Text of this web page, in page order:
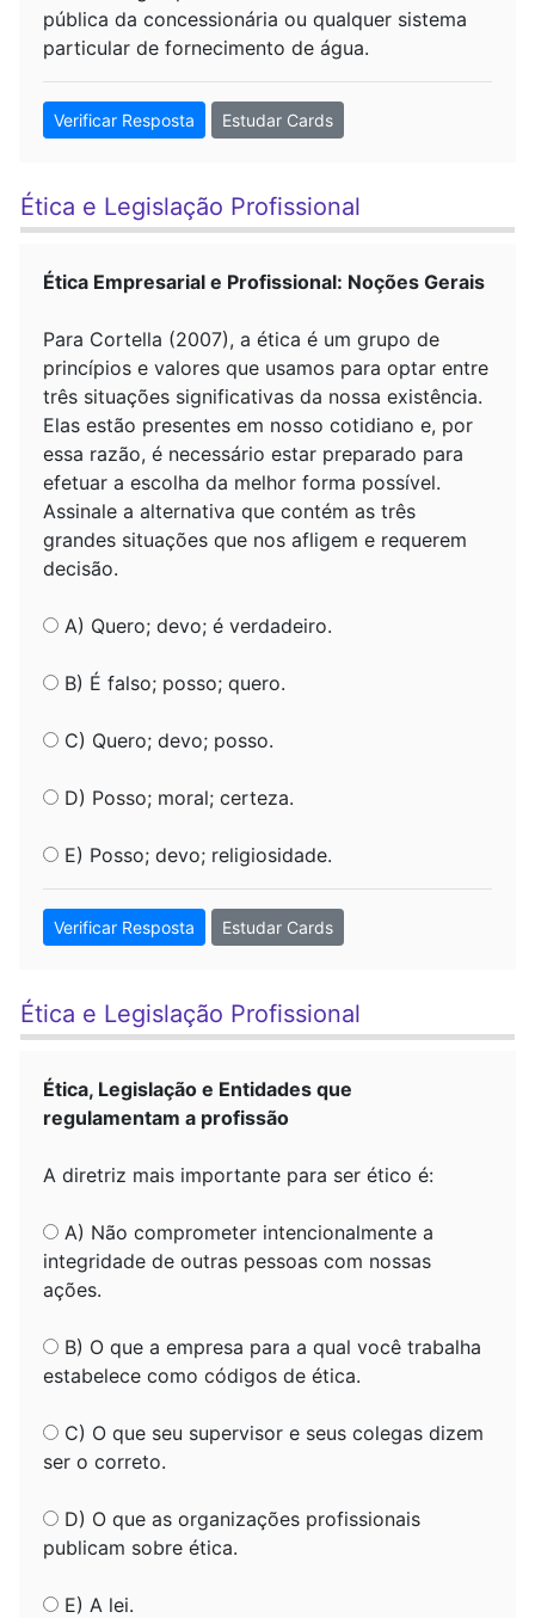
pública da concessionária ou qualquer sistema
particular de fornecimento de água.
Verificar Resposta Estudar Cards
Ética e Legislação Profissional
Ética Empresarial e Profissional: Noções Gerais
Para Cortella (2007), a ética é um grupo de
princípios e valores que usamos para optar entre
três situações significativas da nossa existência.
Elas estão presentes em nosso cotidiano e, por
essa razão, é necessário estar preparado para
efetuar a escolha da melhor forma possível.
Assinale a alternativa que contém as três
grandes situações que nos afligem e requerem
decisão.
A) Quero; devo; é verdadeiro.
B) É falso; posso; quero.
C) Quero; devo; posso.
D) Posso; moral; certeza.
E) Posso; devo; religiosidade.
Verificar Resposta Estudar Cards
Ética e Legislação Profissional
Ética, Legislação e Entidades que
regulamentam a profissão
A diretriz mais importante para ser ético é:
A) Não comprometer intencionalmente a
integridade de outras pessoas com nossas
ações.
B) O que a empresa para a qual você trabalha
estabelece como códigos de ética.
C) O que seu supervisor e seus colegas dizem
ser o correto.
D) O que as organizações profissionais
publicam sobre ética.
E) A lei.